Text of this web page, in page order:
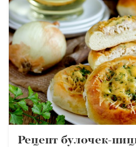
Рецепт булочек-